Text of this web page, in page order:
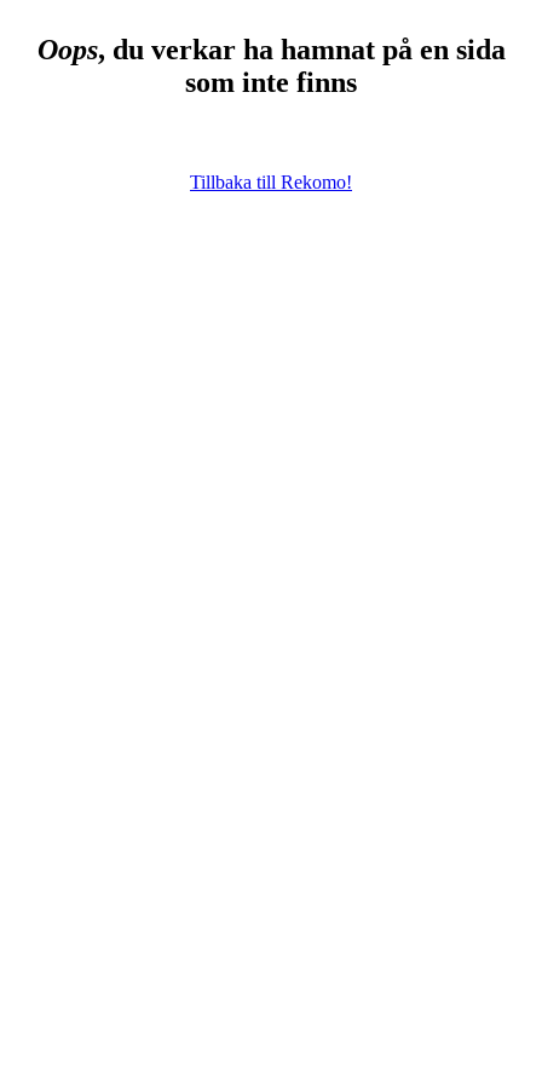
Oops, du verkar ha hamnat på en sida
som inte finns
Tillbaka till Rekomo!